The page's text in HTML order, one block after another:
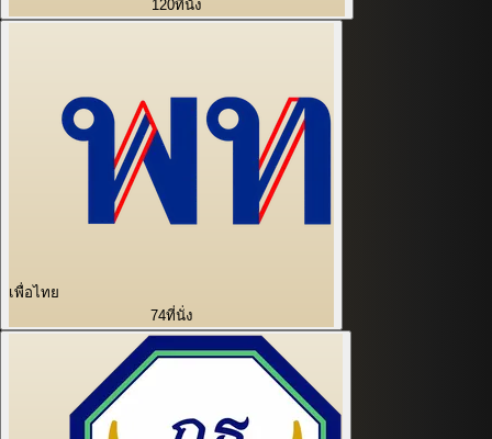
120ที่นั่ง
เพื่อไทย
74ที่นั่ง